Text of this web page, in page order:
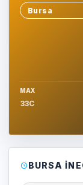
Sehir sec
MAX
33C
BURSA